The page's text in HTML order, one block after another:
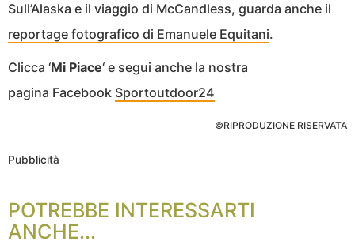
Sull’Alaska e il viaggio di McCandless, guarda anche il
reportage fotografico di Emanuele Equitani.
Clicca ‘Mi Piace‘ e segui anche la nostra
pagina Facebook Sportoutdoor24
©RIPRODUZIONE RISERVATA
Pubblicità
POTREBBE INTERESSARTI
ANCHE...